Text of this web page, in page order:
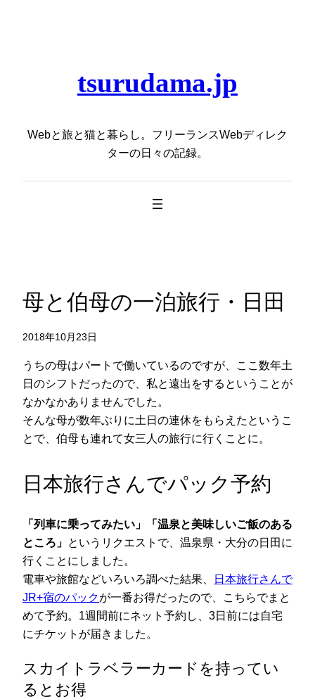
tsurudama.jp
Webと旅と猫と暮らし。フリーランスWebディレク
ターの日々の記録。
母と伯母の一泊旅行・日田
2018年10月23日
うちの母はパートで働いているのですが、ここ数年土
日のシフトだったので、私と遠出をするということが
なかなかありませんでした。
そんな母が数年ぶりに土日の連休をもらえたというこ
とで、伯母も連れて女三人の旅行に行くことに。
日本旅行さんでパック予約
「列車に乗ってみたい」「温泉と美味しいご飯のある
ところ」 というリクエストで、温泉県・大分の日田に
行くことにしました。
電車や旅館などいろいろ調べた結果、
日本旅行さんで
JR+宿のパックが一番お得だったので、こちらでまと
めて予約。1週間前にネット予約し、3日前には自宅
にチケットが届きました。
スカイトラベラーカードを持ってい
るとお得